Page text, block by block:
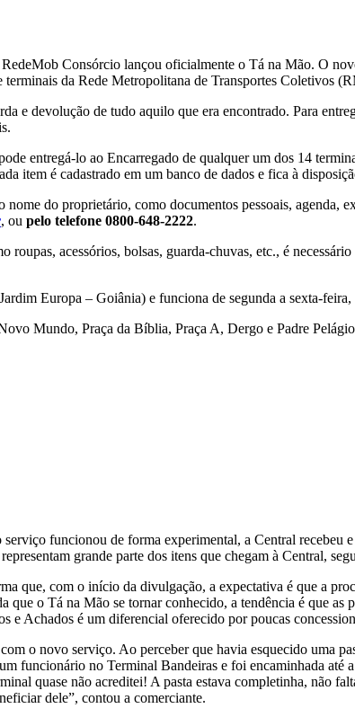
Consórcio lançou oficialmente o Tá na Mão. O
terminais da Rede Metropolitana de Transportes Coletivos
e devolução de tudo aquilo que era encontrado. Para
entregá-lo ao Encarregado de qualquer um dos 14
item é cadastrado em um banco de dados e fica à
do proprietário, como documentos pessoais, agenda,
, ou pelo telefone 0800-648-2222.
acessórios, bolsas, guarda-chuvas, etc., é
Europa – Goiânia) e funciona de segunda a sexta-feira,
Mundo, Praça da Bíblia, Praça A, Dergo e Padre
serviço funcionou de forma experimental, a Central recebeu
grande parte dos itens que chegam à Central,
que, com o início da divulgação, a expectativa é que a
o Tá na Mão se tornar conhecido, a tendência é que as
e Achados é um diferencial oferecido por poucas
o novo serviço. Ao perceber que havia esquecido uma
funcionário no Terminal Bandeiras e foi encaminhada até
quase não acreditei! A pasta estava completinha, não
dele”, contou a comerciante.